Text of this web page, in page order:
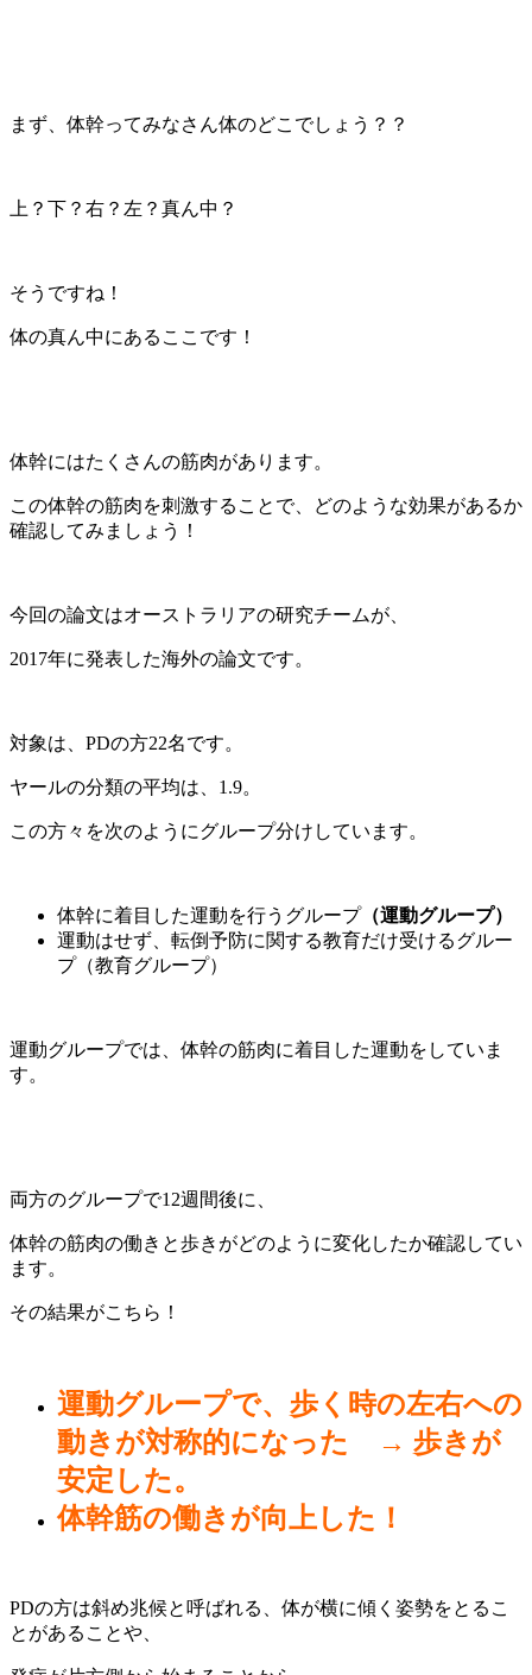
まず、体幹ってみなさん体のどこでしょう？？
上？下？右？左？真ん中？
そうですね！
体の真ん中にあるここです！
体幹にはたくさんの筋肉があります。
この体幹の筋肉を刺激することで、どのような効果があるか
確認してみましょう！
今回の論文はオーストラリアの研究チームが、
2017年に発表した海外の論文です。
対象は、PDの方22名です。
ヤールの分類の平均は、1.9。
この方々を次のようにグループ分けしています。
体幹に着目した運動を行うグループ（運動グループ）
運動はせず、転倒予防に関する教育だけ受けるグルー
プ（教育グループ）
運動グループでは、体幹の筋肉に着目した運動をしていま
す。
両方のグループで12週間後に、
体幹の筋肉の働きと歩きがどのように変化したか確認してい
ます。
その結果がこちら！
運動グループで、歩く時の左右への
動きが対称的になった → 歩きが
安定した。
体幹筋の働きが向上した！
PDの方は斜め兆候と呼ばれる、体が横に傾く姿勢をとるこ
とがあることや、